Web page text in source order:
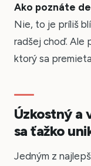
Ako poznáte
Nie, to je príliš
radšej choď. Ale
ktorý sa
Úzkostný a
sa ťažko
Jedným z